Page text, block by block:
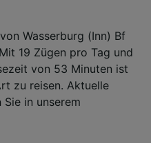
Wasserburg (Inn) Bf
19 Zügen pro Tag und
von 53 Minuten ist
zu reisen. Aktuelle
in unserem